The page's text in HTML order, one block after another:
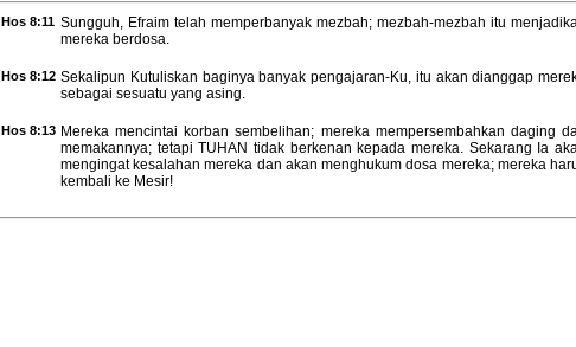
Hos 8:11 Sungguh, Efraim telah memperbanyak mezbah; mezbah-mezbah itu
mereka berdosa.
Hos 8:12 Sekalipun Kutuliskan baginya banyak pengajaran-Ku, itu akan dianggap
sebagai sesuatu yang asing.
Hos 8:13 Mereka mencintai korban sembelihan; mereka mempersembahkan daging
memakannya; tetapi TUHAN tidak berkenan kepada mereka. Sekarang Ia
mengingat kesalahan mereka dan akan menghukum dosa mereka; mereka
kembali ke Mesir!